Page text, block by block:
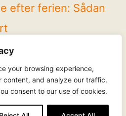
your browsing experience,
content, and analyze our traffic.
consent to our use of cookies.
efter ferien: Sådan
på Arbejdsglæde